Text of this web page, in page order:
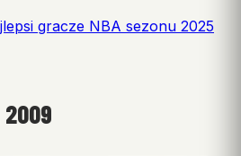
gracze NBA sezonu 2025
2009